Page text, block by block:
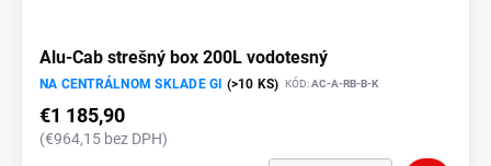
Alu-Cab strešný box 200L vodotesný
NA CENTRÁLNOM SKLADE GI (>10 KS) KÓD:AC-A-RB-B-K
€1 185,90
(€964,15 bez DPH)